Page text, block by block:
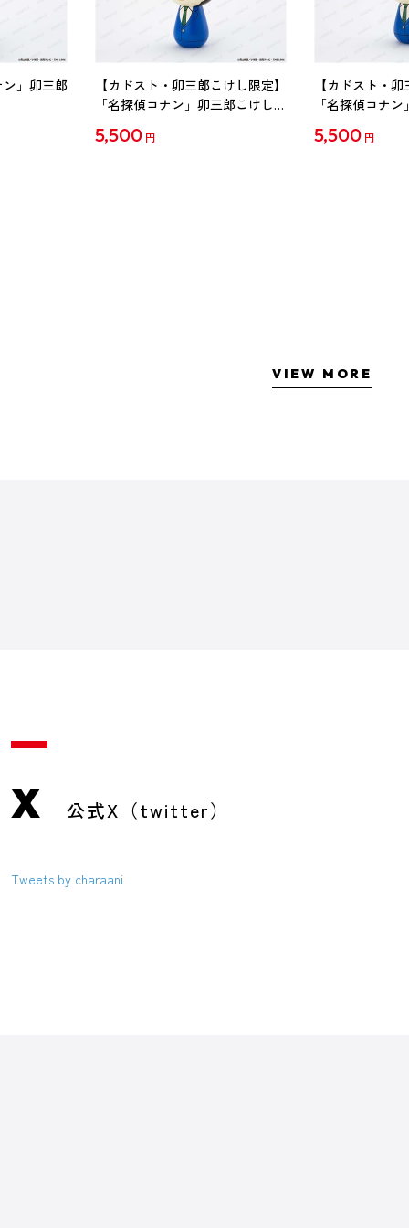
」卯三郎
【カドスト・卯三郎こけし限定】
「名探偵コナン」卯三郎こけし
5,500 円
【カドスト・
「名探偵コナ
5,500 円
VIEW MORE
X 公式X（twitter）
Tweets by charaani